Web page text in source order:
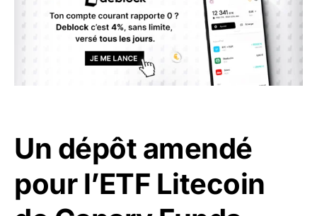
Un dépôt amendé
pour l’ETF Litecoin